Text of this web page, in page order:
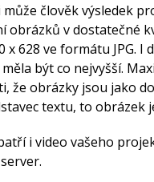
může člověk výsledek
obrázků v dostatečné
628 ve formátu JPG.
být co nejvyšší.
že obrázky jsou jako
textu, to obrázek
i video vašeho